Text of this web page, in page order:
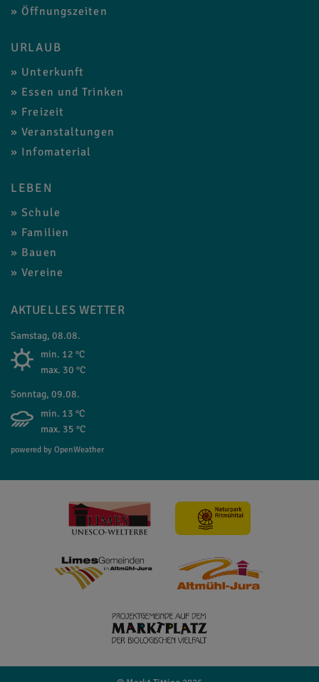
Öffnungszeiten
URLAUB
Unterkunft
Essen und Trinken
Freizeit
Veranstaltungen
Infomaterial
LEBEN
Schule
Familien
Bauen
Vereine
AKTUELLES WETTER
Samstag, 08.08.
min. 12 °C
max. 30 °C
Sonntag, 09.08.
min. 13 °C
max. 35 °C
powered by OpenWeather